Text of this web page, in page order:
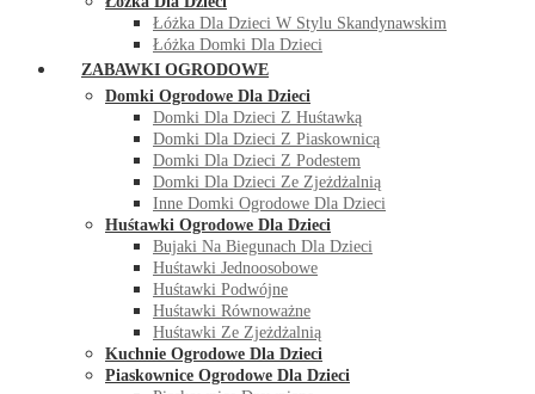
Łóżka Dla Dzieci W Stylu Skandynawskim
Łóżka Domki Dla Dzieci
ZABAWKI OGRODOWE
Domki Ogrodowe Dla Dzieci
Domki Dla Dzieci Z Huśtawką
Domki Dla Dzieci Z Piaskownicą
Domki Dla Dzieci Z Podestem
Domki Dla Dzieci Ze Zjeżdżalnią
Inne Domki Ogrodowe Dla Dzieci
Huśtawki Ogrodowe Dla Dzieci
Bujaki Na Biegunach Dla Dzieci
Huśtawki Jednoosobowe
Huśtawki Podwójne
Huśtawki Równoważne
Huśtawki Ze Zjeżdżalnią
Kuchnie Ogrodowe Dla Dzieci
Piaskownice Ogrodowe Dla Dzieci